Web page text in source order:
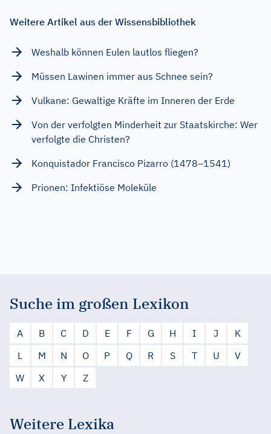
Weitere Artikel aus der Wissensbibliothek
Weshalb können Eulen lautlos fliegen?
Müssen Lawinen immer aus Schnee sein?
Vulkane: Gewaltige Kräfte im Inneren der Erde
Von der verfolgten Minderheit zur Staatskirche: Wer
verfolgte die Christen?
Konquistador Francisco Pizarro (1478–1541)
Prionen: Infektiöse Moleküle
Suche im großen Lexikon
A B C D E F G H I J
K
L
M N O P Q R S T U
V
W
X Y Z
Weitere Lexika